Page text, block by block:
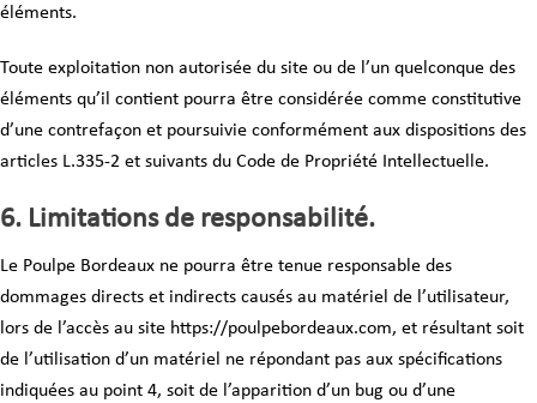
éléments.
Toute exploitation non autorisée du site ou de l’un quelconque des
éléments qu’il contient pourra être considérée comme constitutive
d’une contrefaçon et poursuivie conformément aux dispositions des
articles L.335-2 et suivants du Code de Propriété Intellectuelle.
6. Limitations de responsabilité.
Le Poulpe Bordeaux ne pourra être tenue responsable des
dommages directs et indirects causés au matériel de l’utilisateur,
lors de l’accès au site https://poulpebordeaux.com, et résultant soit
de l’utilisation d’un matériel ne répondant pas aux spécifications
indiquées au point 4, soit de l’apparition d’un bug ou d’une